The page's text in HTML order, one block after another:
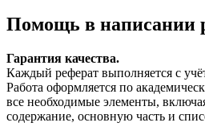
Помощь в написании
Гарантия качества.
Каждый реферат выполняется с
Работа оформляется по
все необходимые элементы,
содержание, основную часть и